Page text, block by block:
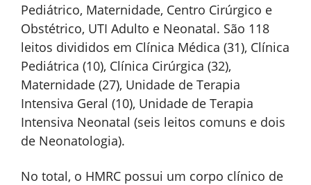
Pediátrico, Maternidade, Centro Cirúrgico e
Obstétrico, UTI Adulto e Neonatal. São 118
leitos divididos em Clínica Médica (31), Clínica
Pediátrica (10), Clínica Cirúrgica (32),
Maternidade (27), Unidade de Terapia
Intensiva Geral (10), Unidade de Terapia
Intensiva Neonatal (seis leitos comuns e dois
de Neonatologia).
No total, o HMRC possui um corpo clínico de